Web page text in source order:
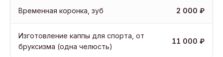
Временная коронка, зуб 2 000 ₽
Изготовление каппы для спорта, от
бруксизма (одна челюсть)
11 000 ₽